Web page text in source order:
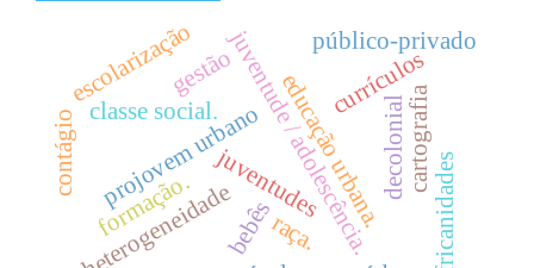
currículos
projovem urbanojuventude / adolescência.
e
d
u
c
a
ç
ã
o
u
r
b
a
n
a
.
classe social.
raça.
gestão
juventudes
escolarização
heterogeneidade
público-privado
formação.
decolonial
bebês
contágio cartografia
africanidades